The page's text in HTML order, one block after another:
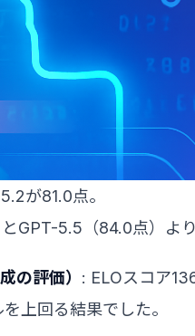
が81.0点。
GPT-5.5（84.0点）より
の評価） : ELOスコア
上回る結果でした。